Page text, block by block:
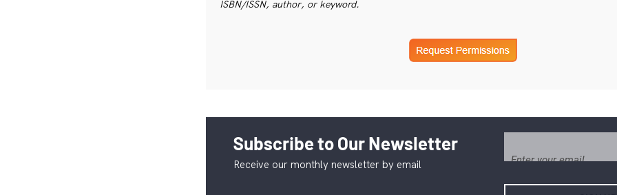
ISBN/ISSN, author, or keyword.
Subscribe to Our Newsletter
Receive our monthly newsletter by email